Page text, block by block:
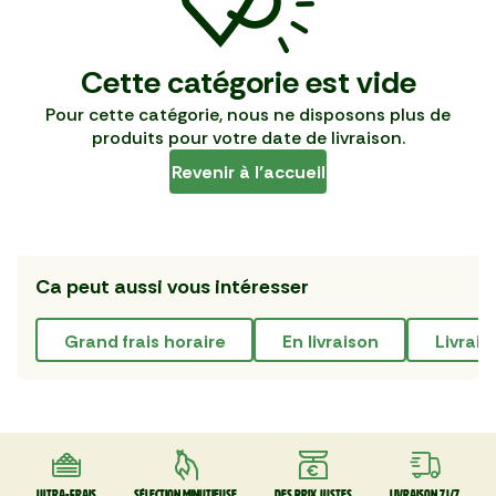
Cette catégorie est vide
Pour cette catégorie, nous ne disposons plus de
produits pour votre date de livraison.
Revenir à l’accueil
Ca peut aussi vous intéresser
grand frais horaire en livraison